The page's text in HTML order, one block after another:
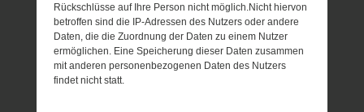
Rückschlüsse auf Ihre Person nicht möglich.Nicht hiervon
betroffen sind die IP-Adressen des Nutzers oder andere
Daten, die die Zuordnung der Daten zu einem Nutzer
ermöglichen. Eine Speicherung dieser Daten zusammen
mit anderen personenbezogenen Daten des Nutzers
findet nicht statt.